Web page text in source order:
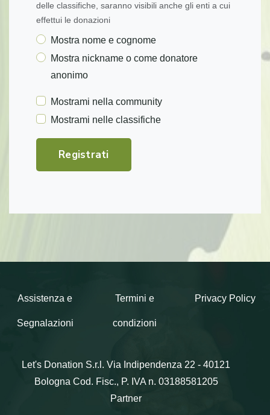
delle classifiche, saranno visibili anche gli enti a cui
effettui le donazioni
Mostra nome e cognome
Mostra nickname o come donatore
anonimo
Mostrami nella community
Mostrami nelle classifiche
Registrati
Assistenza e
Segnalazioni
Termini e
condizioni
Privacy Policy
Let's Donation S.r.l. Via Indipendenza 22 - 40121
Bologna Cod. Fisc., P. IVA n. 03188581205
Partner